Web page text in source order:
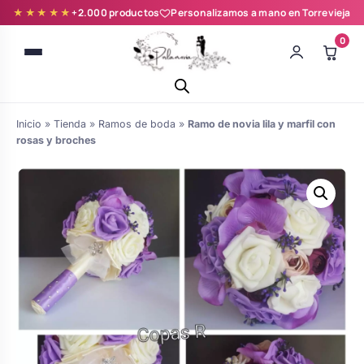
★★★★★+2.000 productos Personalizamos a mano en Torrevieja
0
novia y zapatillas
personalizadas
de boda
Árboles de Huellas para Primera
Comunión
Batas de comunión personalizadas
para niña
Inicio » Tienda » Ramos de boda » Ramo de novia lila y marfil con
rosas y broches